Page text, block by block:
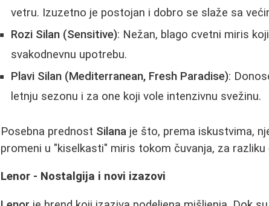
vetru. Izuzetno je postojan i dobro se slaže sa
Rozi Silan (Sensitive): Nežan, blago cvetni miris
svakodnevnu upotrebu.
Plavi Silan (Mediterranean, Fresh Paradise):
letnju sezonu i za one koji vole intenzivnu svežinu.
Posebna prednost Silana je što, prema iskustvima,
promeni u "kiselkasti" miris tokom čuvanja, za razliku
Lenor - Nostalgija i novi izazovi